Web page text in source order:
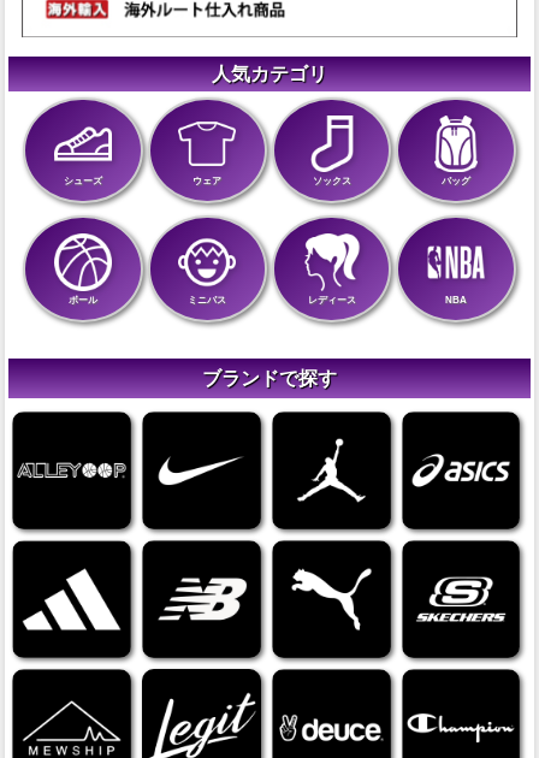
人気カテゴリ
シューズ ウェア ソックス バッグ
ボール ミニバス レディース NBA
ブランドで探す